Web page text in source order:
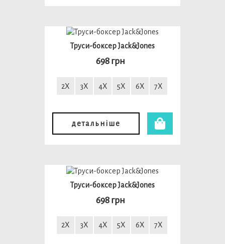
Труси-боксер Jack&Jones
698 грн
2X 3X 4X 5X 6X 7X
детальніше
Труси-боксер Jack&Jones
698 грн
2X 3X 4X 5X 6X 7X